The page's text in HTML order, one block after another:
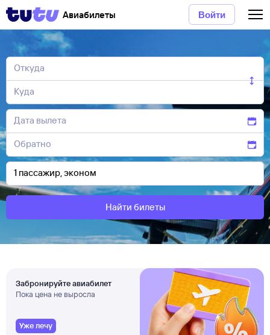
Авиабилеты Войти
Найти билеты
Забронируйте авиабилет
Пока цена не выросла
Уже лечу